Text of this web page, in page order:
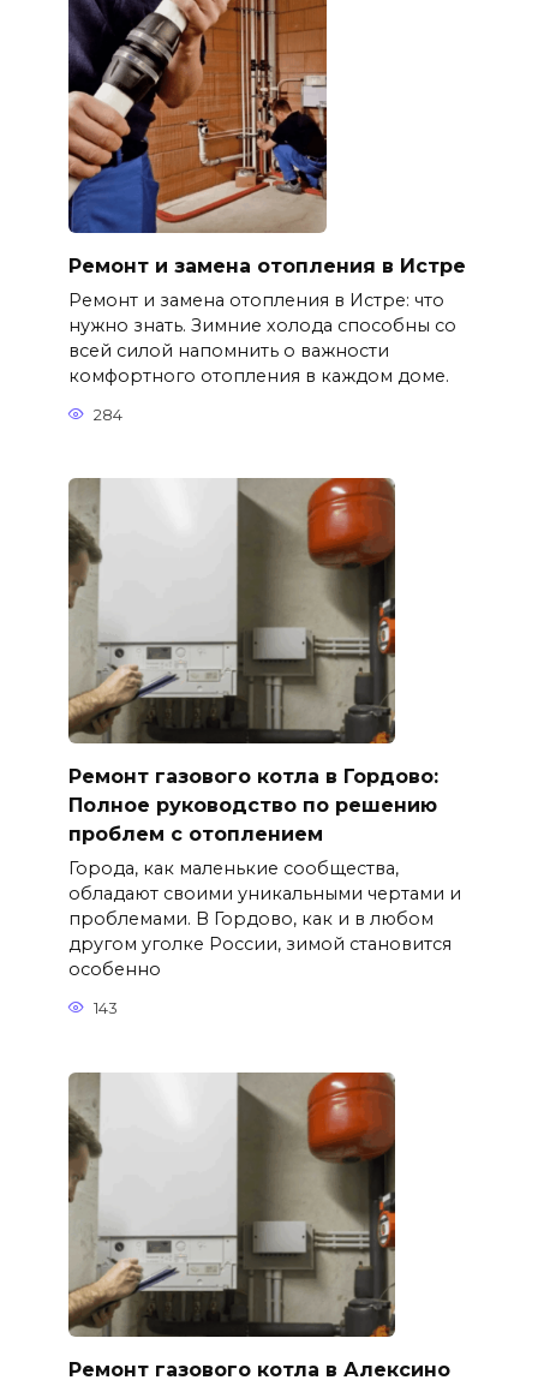
Ремонт и замена отопления в Истре
Ремонт и замена отопления в Истре: что
нужно знать. Зимние холода способны со
всей силой напомнить о важности
комфортного отопления в каждом доме.
284
Ремонт газового котла в Гордово:
Полное руководство по решению
проблем с отоплением
Города, как маленькие сообщества,
обладают своими уникальными чертами и
проблемами. В Гордово, как и в любом
другом уголке России, зимой становится
особенно
143
Ремонт газового котла в Алексино